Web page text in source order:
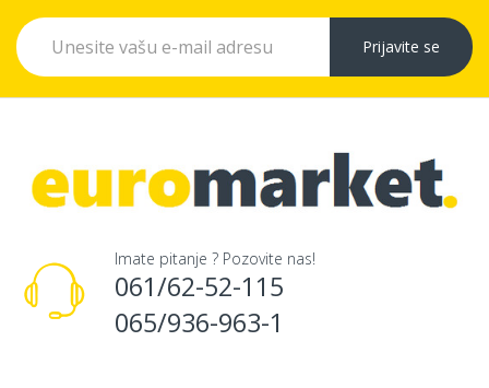
Prijavite se
Imate pitanje ? Pozovite nas!
061/62-52-115
065/936-963-1